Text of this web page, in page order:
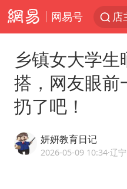
网易号
店
美
乡镇女大学生
搭，网友眼前
扔了吧！
妍妍教育日记
2026-05-09 10:34·辽宁